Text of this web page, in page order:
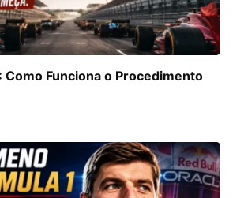
Como Funciona o Procedimento